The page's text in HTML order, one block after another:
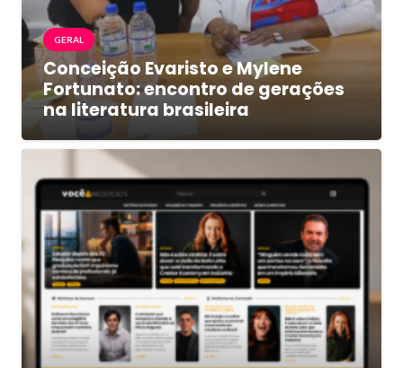
GERAL
Conceição Evaristo e Mylene
Fortunato: encontro de gerações
na literatura brasileira